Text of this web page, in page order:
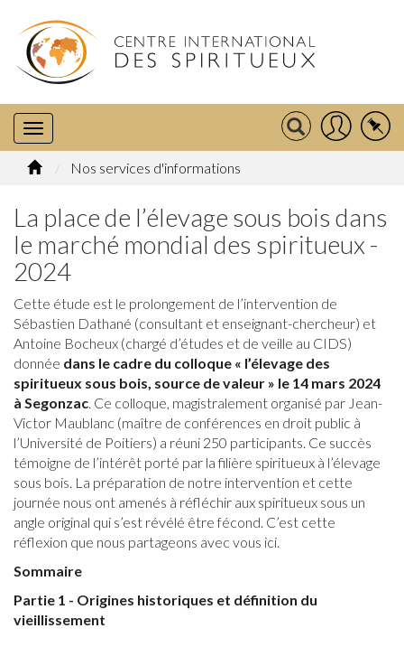
Nos services d'informations
La place de l’élevage sous bois dans
le marché mondial des spiritueux -
2024
Cette étude est le prolongement de l’intervention de
Sébastien Dathané (consultant et enseignant-chercheur) et
Antoine Bocheux (chargé d’études et de veille au CIDS)
donnée dans le cadre du colloque « l’élevage des
spiritueux sous bois, source de valeur » le 14 mars 2024
à Segonzac. Ce colloque, magistralement organisé par Jean-
Victor Maublanc (maître de conférences en droit public à
l’Université de Poitiers) a réuni 250 participants. Ce succès
témoigne de l’intérêt porté par la filière spiritueux à l’élevage
sous bois. La préparation de notre intervention et cette
journée nous ont amenés à réfléchir aux spiritueux sous un
angle original qui s’est révélé être fécond. C’est cette
réflexion que nous partageons avec vous ici.
Sommaire
Partie 1 - Origines historiques et définition du
vieillissement